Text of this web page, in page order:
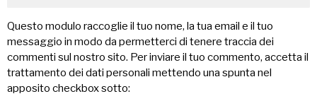
Questo modulo raccoglie il tuo nome, la tua email e il tuo
messaggio in modo da permetterci di tenere traccia dei
commenti sul nostro sito. Per inviare il tuo commento, accetta il
trattamento dei dati personali mettendo una spunta nel
apposito checkbox sotto: